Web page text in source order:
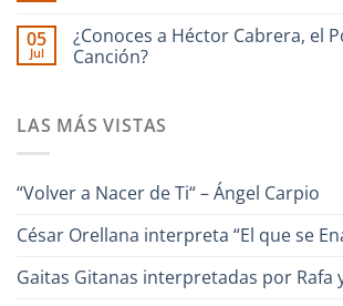
de
Evaristo
Aparicio
Ronald
Borjas
–
comentarios
en
“Un
Canto
Alfredo
05
Jul
¿Conoces a Héctor Cabrera, el
Canción?
en
¿Conoces
el
la
LAS MÁS VISTAS
“Volver a Nacer de Ti“ – Ángel Carpio
César Orellana interpreta “El que se
Gaitas Gitanas interpretadas por Rafa